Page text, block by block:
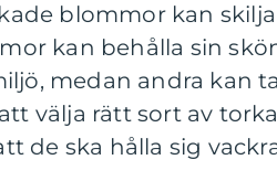
blommor kan skilja
kan behålla sin
medan andra kan
välja rätt sort av
de ska hålla sig